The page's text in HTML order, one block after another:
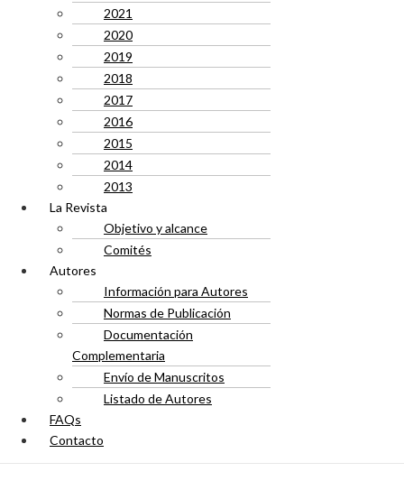
2021
2020
2019
2018
2017
2016
2015
2014
2013
La Revista
Objetivo y alcance
Comités
Autores
Información para Autores
Normas de Publicación
Documentación
Complementaria
Envío de Manuscritos
Listado de Autores
FAQs
Contacto